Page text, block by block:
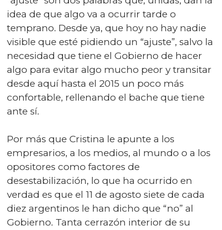
idea de que algo va a ocurrir tarde o
temprano. Desde ya, que hoy no hay nadie
visible que esté pidiendo un “ajuste”, salvo la
necesidad que tiene el Gobierno de hacer
algo para evitar algo mucho peor y transitar
desde aquí hasta el 2015 un poco más
confortable, rellenando el bache que tiene
ante sí.
Por más que Cristina le apunte a los
empresarios, a los medios, al mundo o a los
opositores como factores de
desestabilización, lo que ha ocurrido en
verdad es que el 11 de agosto siete de cada
diez argentinos le han dicho que “no” al
Gobierno. Tanta cerrazón interior de su